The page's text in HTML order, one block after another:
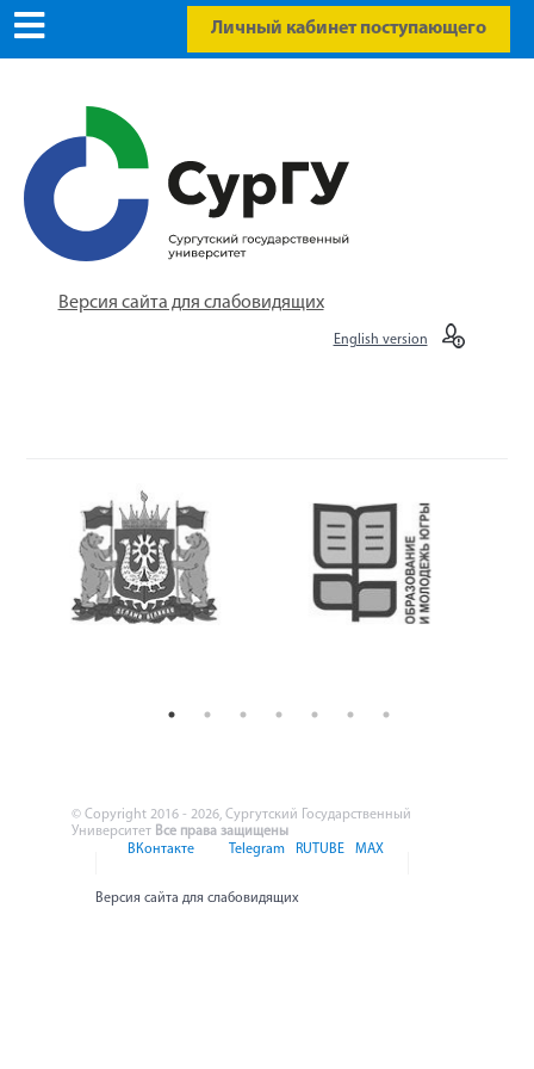
Личный кабинет поступающего
Версия сайта для слабовидящих
English version
© Copyright 2016 - 2026, Сургутский Государственный
Университет Все права защищены
ВКонтакте
Telegram RUTUBE MAX
Версия сайта для слабовидящих